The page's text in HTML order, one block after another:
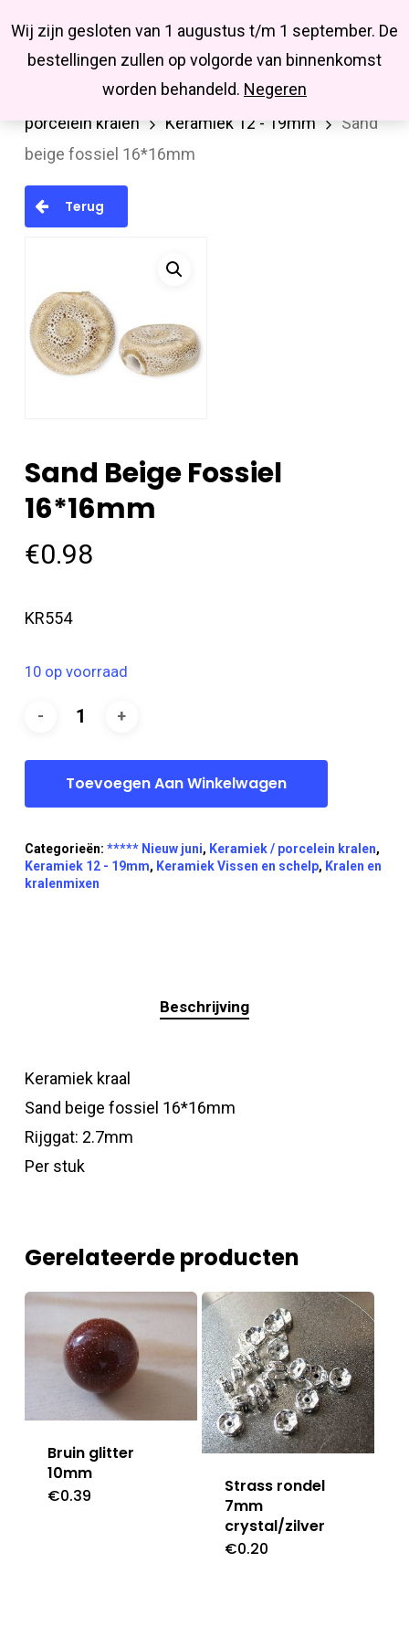
Wij zijn gesloten van 1 augustus t/m 1 september. De
bestellingen zullen op volgorde van binnenkomst
worden behandeld. Negeren
main
Missbluesieraden
searchaccount
Kralen en kralenmixen
Keramiek /
porcelein kralen
Keramiek 12 - 19mm
Sand
beige fossiel 16*16mm
Terug
Sand Beige Fossiel
16*16mm
€0.98
KR554
10 op voorraad
Toevoegen Aan Winkelwagen
Categorieën: ***** Nieuw juni, Keramiek / porcelein kralen,
Keramiek 12 - 19mm, Keramiek Vissen en schelp, Kralen en
kralenmixen
Beschrijving
Keramiek kraal
Sand beige fossiel 16*16mm
Rijggat: 2.7mm
Per stuk
Gerelateerde producten
Bruin glitter
10mm
€0.39
Strass rondel
7mm
crystal/zilver
€0.20
Close